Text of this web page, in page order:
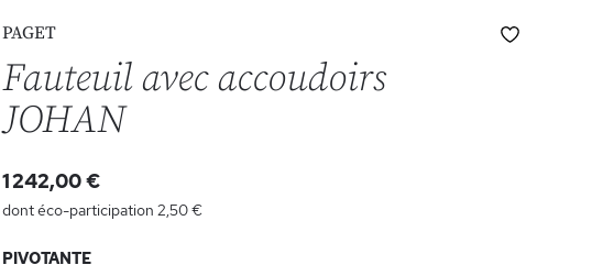
PAGET
Fauteuil avec accoudoirs
JOHAN
1 242,00 €
dont éco-participation 2,50 €
PIVOTANTE